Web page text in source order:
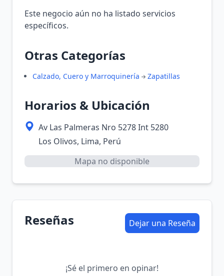
Este negocio aún no ha listado servicios
específicos.
Otras Categorías
Calzado, Cuero y Marroquinería Zapatillas
Horarios & Ubicación
Av Las Palmeras Nro 5278 Int 5280
Los Olivos, Lima, Perú
Mapa no disponible
Reseñas Dejar una Reseña
¡Sé el primero en opinar!